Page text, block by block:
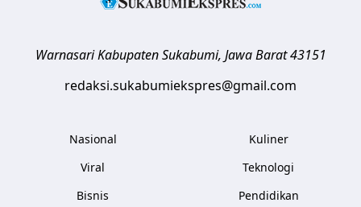
Warnasari Kabupaten Sukabumi, Jawa Barat 43151
redaksi.sukabumiekspres@gmail.com
Nasional
Viral
Bisnis
Kuliner
Teknologi
Pendidikan